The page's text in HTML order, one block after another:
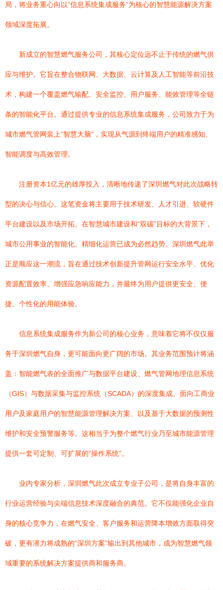
局，将业务重心向以“信息系统集成服务”为核心的智慧能源解决方案
领域深度拓展。
新成立的智慧燃气服务公司，其核心定位远不止于传统的燃气供
应与维护。它旨在整合物联网、大数据、云计算及人工智能等前沿技
术，构建一个覆盖燃气输配、安全监控、用户服务、能效管理等全链
条的智能化平台。通过提供专业的信息系统集成服务，公司致力于为
城市燃气管网装上“智慧大脑”，实现从气源到终端用户的精准感知、
智能调度与高效管理。
注册资本1亿元的雄厚投入，清晰地传递了深圳燃气对此次战略转
型的决心与信心。这笔资金将主要用于技术研发、人才引进、软硬件
平台建设以及市场开拓。在智慧城市建设和“双碳”目标的大背景下，
城市公用事业的智能化、精细化运营已成为必然趋势。深圳燃气此举
正是顺应这一潮流，旨在通过技术创新提升管网运行安全水平、优化
资源配置效率、增强应急响应能力，并最终为用户提供更安全、便
捷、个性化的用能体验。
信息系统集成服务作为新公司的核心业务，意味着它将不仅仅服
务于深圳燃气自身，更可能面向更广阔的市场。其业务范围预计将涵
盖：智能燃气表的全面推广与数据平台建设、燃气管网地理信息系统
（GIS）与数据采集与监控系统（SCADA）的深度集成、面向工商业
用户及家庭用户的智慧能源管理解决方案、以及基于大数据的预测性
维护和安全预警服务等。这相当于为整个燃气行业乃至城市能源管理
提供一套可定制、可扩展的“操作系统”。
业内专家分析，深圳燃气此次成立专业子公司，是将自身丰富的
行业运营经验与尖端信息技术深度融合的典范。它不仅能强化企业自
身的核心竞争力，在燃气安全、客户服务和运营降本增效方面取得突
破，更有潜力将成熟的“深圳方案”输出到其他城市，成为智慧燃气领
域重要的系统解决方案提供商和服务商。